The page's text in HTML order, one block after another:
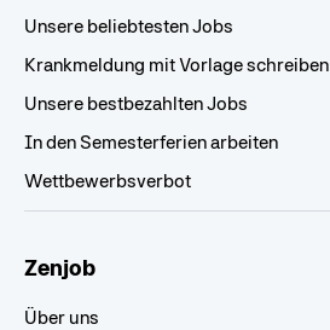
Unsere beliebtesten Jobs
Krankmeldung mit Vorlage schreiben
Unsere bestbezahlten Jobs
In den Semesterferien arbeiten
Wettbewerbsverbot
Zenjob
Über uns